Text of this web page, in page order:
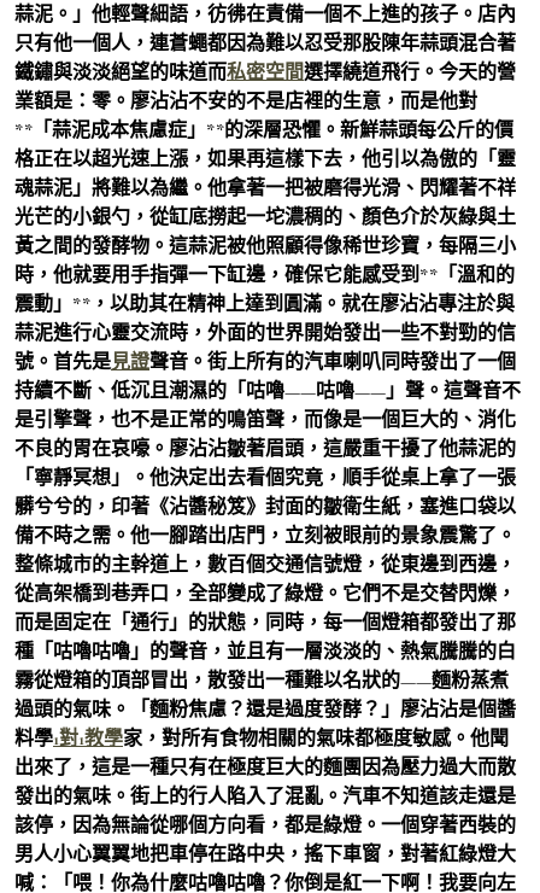
蒜泥。」他輕聲細語，彷彿在責備一個不上進的孩子。店內
只有他一個人，連蒼蠅都因為難以忍受那股陳年蒜頭混合著
鐵鏽與淡淡絕望的味道而私密空間選擇繞道飛行。今天的營
業額是：零。廖沾沾不安的不是店裡的生意，而是他對
**「蒜泥成本焦慮症」**的深層恐懼。新鮮蒜頭每公斤的價
格正在以超光速上漲，如果再這樣下去，他引以為傲的「靈
魂蒜泥」將難以為繼。他拿著一把被磨得光滑、閃耀著不祥
光芒的小銀勺，從缸底撈起一坨濃稠的、顏色介於灰綠與土
黃之間的發酵物。這蒜泥被他照顧得像稀世珍寶，每隔三小
時，他就要用手指彈一下缸邊，確保它能感受到**「溫和的
震動」**，以助其在精神上達到圓滿。就在廖沾沾專注於與
蒜泥進行心靈交流時，外面的世界開始發出一些不對勁的信
號。首先是見證聲音。街上所有的汽車喇叭同時發出了一個
持續不斷、低沉且潮濕的「咕嚕——咕嚕——」聲。這聲音不
是引擎聲，也不是正常的鳴笛聲，而像是一個巨大的、消化
不良的胃在哀嚎。廖沾沾皺著眉頭，這嚴重干擾了他蒜泥的
「寧靜冥想」。他決定出去看個究竟，順手從桌上拿了一張
髒兮兮的，印著《沾醬秘笈》封面的皺衛生紙，塞進口袋以
備不時之需。他一腳踏出店門，立刻被眼前的景象震驚了。
整條城市的主幹道上，數百個交通信號燈，從東邊到西邊，
從高架橋到巷弄口，全部變成了綠燈。它們不是交替閃爍，
而是固定在「通行」的狀態，同時，每一個燈箱都發出了那
種「咕嚕咕嚕」的聲音，並且有一層淡淡的、熱氣騰騰的白
霧從燈箱的頂部冒出，散發出一種難以名狀的——麵粉蒸煮
過頭的氣味。「麵粉焦慮？還是過度發酵？」廖沾沾是個醬
料學1對1教學家，對所有食物相關的氣味都極度敏感。他聞
出來了，這是一種只有在極度巨大的麵團因為壓力過大而散
發出的氣味。街上的行人陷入了混亂。汽車不知道該走還是
該停，因為無論從哪個方向看，都是綠燈。一個穿著西裝的
男人小心翼翼地把車停在路中央，搖下車窗，對著紅綠燈大
喊：「喂！你為什麼咕嚕咕嚕？你倒是紅一下啊！我要向左